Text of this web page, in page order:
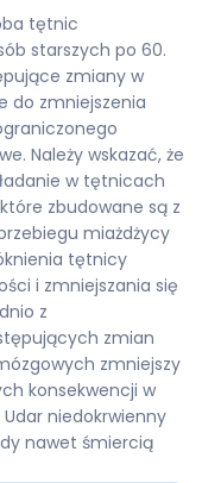
tętnic
starszych po 60.
zmiany w
do zmniejszenia
Należy wskazać, że
w tętnicach
zbudowane są z
miażdżycy
tętnicy
i zmniejszania się
z
zmian
zmniejszy
konsekwencji w
niedokrwienny
nawet śmiercią